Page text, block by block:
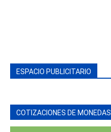
ESPACIO PUBLICITARIO
COTIZACIONES DE MONEDAS